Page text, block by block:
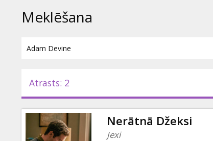
Pasākumi
Ziņas
Meklēšana
Atrasts: 2
Nerātnā Džeksi
Jexi